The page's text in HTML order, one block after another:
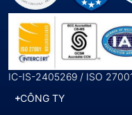
IC-IS-2405269 / ISO
CÔNG TY